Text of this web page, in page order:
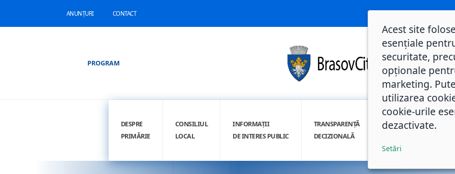
ANUNȚURI CONTACT
PROGRAM
DESPRE
PRIMĂRIE
CONSILIUL
LOCAL
INFORMAȚII
DE INTERES PUBLIC
TRANSPARENȚĂ
DECIZIONALĂ
INTEGRITATE
Acest site
esențiale
securitate,
opționale
marketing.
utilizarea
cookie-urile
dezactivate.
Setări